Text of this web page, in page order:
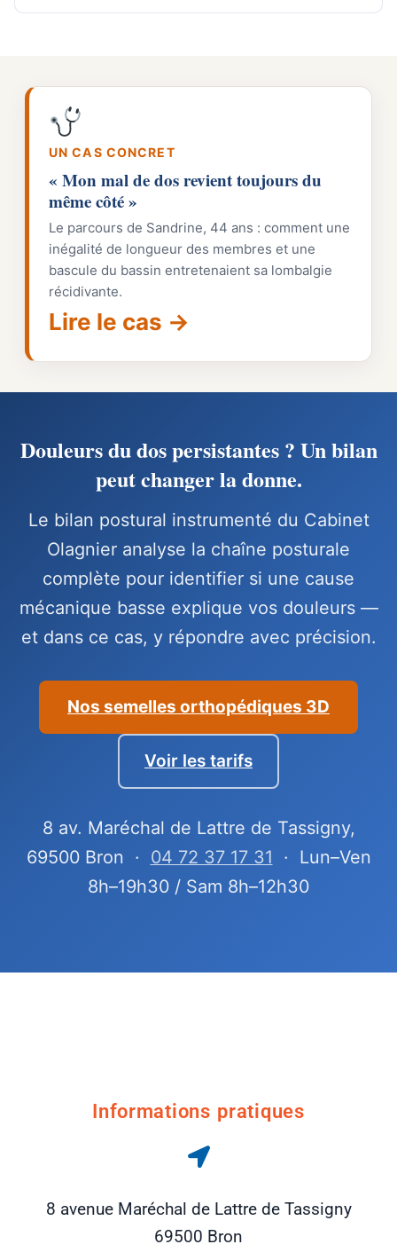
UN CAS CONCRET
« Mon mal de dos revient toujours du
même côté »
Le parcours de Sandrine, 44 ans : comment une
inégalité de longueur des membres et une
bascule du bassin entretenaient sa lombalgie
récidivante.
Lire le cas →
Douleurs du dos persistantes ? Un bilan
peut changer la donne.
Le bilan postural instrumenté du Cabinet
Olagnier analyse la chaîne posturale
complète pour identifier si une cause
mécanique basse explique vos douleurs —
et dans ce cas, y répondre avec précision.
Nos semelles orthopédiques 3D
Voir les tarifs
8 av. Maréchal de Lattre de Tassigny,
69500 Bron · 04 72 37 17 31 · Lun–Ven
8h–19h30 / Sam 8h–12h30
Informations pratiques
8 avenue Maréchal de Lattre de Tassigny
69500 Bron